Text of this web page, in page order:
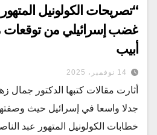
“تصريحات الكولونيل
غضب إسرائيلي من توقعات
أبيب
14 نوفمبر، 2025
أثارت مقالات كتبها الدكتور جمال
جدلا واسعا في إسرائيل حيث
خطابات الكولونيل المتهور عبد